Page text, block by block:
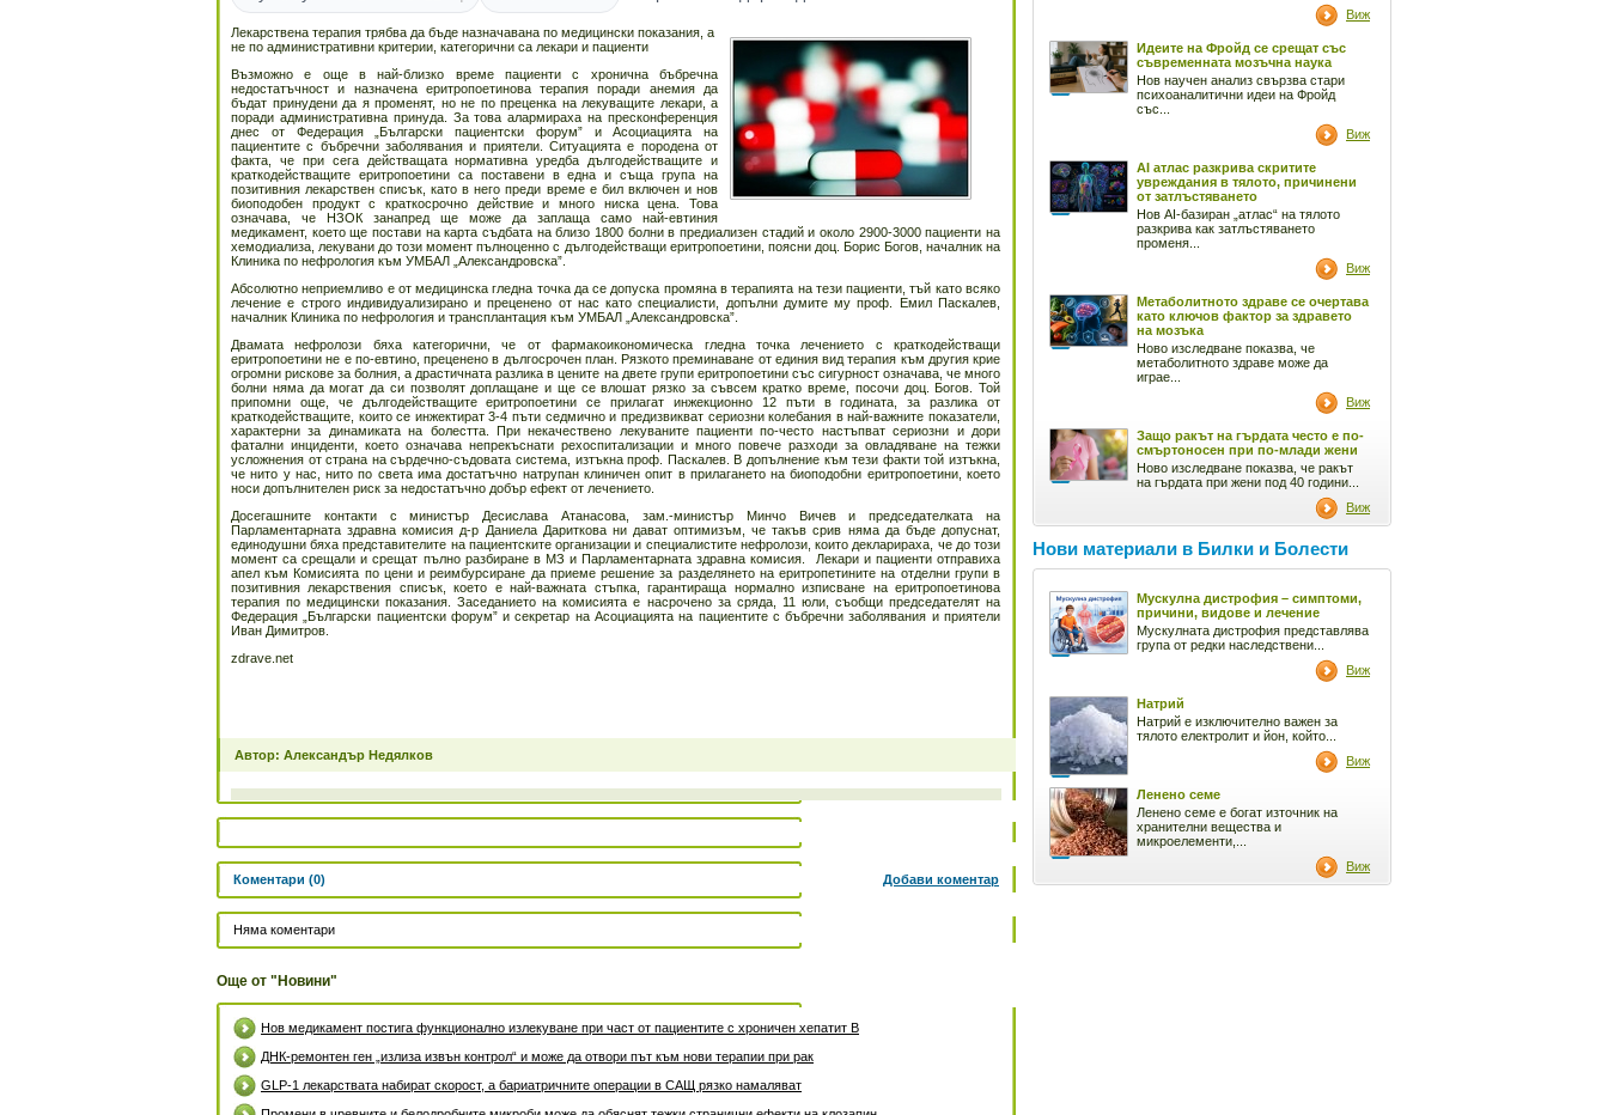
Лекарствена терапия трябва да бъде назначавана по медицински показания, а
не по административни критерии, категорични са лекари и пациенти
Възможно е още в най-близко време пациенти с хронична бъбречна
недостатъчност и назначена еритропоетинова терапия поради анемия да
бъдат принудени да я променят, но не по преценка на лекуващите лекари, а
поради административна принуда. За това алармираха на пресконференция
днес от Федерация „Български пациентски форум” и Асоциацията на
пациентите с бъбречни заболявания и приятели. Ситуацията е породена от
факта, че при сега действащата нормативна уредба дългодействащите и
краткодействащите еритропоетини са поставени в една и съща група на
позитивния лекарствен списък, като в него преди време е бил включен и нов
биоподобен продукт с краткосрочно действие и много ниска цена. Това
означава, че НЗОК занапред ще може да заплаща само най-евтиния
медикамент, което ще постави на карта съдбата на близо 1800 болни в предиализен стадий и около 2900-3000 пациенти на
хемодиализа, лекувани до този момент пълноценно с дългодействащи еритропоетини, поясни доц. Борис Богов, началник на
Клиника по нефрология към УМБАЛ „Александровска”.
Абсолютно неприемливо е от медицинска гледна точка да се допуска промяна в терапията на тези пациенти, тъй като всяко
лечение е строго индивидуализирано и преценено от нас като специалисти, допълни думите му проф. Емил Паскалев,
началник Клиника по нефрология и трансплантация към УМБАЛ „Александровска”.
Двамата нефролози бяха категорични, че от фармакоикономическа гледна точка лечението с краткодействащи
еритропоетини не е по-евтино, преценено в дългосрочен план. Рязкото преминаване от единия вид терапия към другия крие
огромни рискове за болния, а драстичната разлика в цените на двете групи еритропоетини със сигурност означава, че много
болни няма да могат да си позволят доплащане и ще се влошат рязко за съвсем кратко време, посочи доц. Богов. Той
припомни още, че дългодействащите еритропоетини се прилагат инжекционно 12 пъти в годината, за разлика от
краткодействащите, които се инжектират 3-4 пъти седмично и предизвикват сериозни колебания в най-важните показатели,
характерни за динамиката на болестта. При некачествено лекуваните пациенти по-често настъпват сериозни и дори
фатални инциденти, което означава непрекъснати рехоспитализации и много повече разходи за овладяване на тежки
усложнения от страна на сърдечно-съдовата система, изтъкна проф. Паскалев. В допълнение към тези факти той изтъкна,
че нито у нас, нито по света има достатъчно натрупан клиничен опит в прилагането на биоподобни еритропоетини, което
носи допълнителен риск за недостатъчно добър ефект от лечението.
Досегашните контакти с министър Десислава Атанасова, зам.-министър Минчо Вичев и председателката на
Парламентарната здравна комисия д-р Даниела Дариткова ни дават оптимизъм, че такъв срив няма да бъде допуснат,
единодушни бяха представителите на пациентските организации и специалистите нефролози, които декларираха, че до този
момент са срещали и срещат пълно разбиране в МЗ и Парламентарната здравна комисия. Лекари и пациенти отправиха
апел към Комисията по цени и реимбурсиране да приеме решение за разделянето на еритропетините на отделни групи в
позитивния лекарствения списък, което е най-важната стъпка, гарантираща нормално изписване на еритропоетинова
терапия по медицински показания. Заседанието на комисията е насрочено за сряда, 11 юли, съобщи председателят на
Федерация „Български пациентски форум” и секретар на Асоциацията на пациентите с бъбречни заболявания и приятели
Иван Димитров.
zdrave.net
Автор: Александър Недялков
Коментари (0) Добави коментар
Няма коментари
Още от "Новини"
Нов медикамент постига функционално излекуване при част от пациентите с хроничен хепатит B
ДНК-ремонтен ген „излиза извън контрол“ и може да отвори път към нови терапии при рак
GLP-1 лекарствата набират скорост, а бариатричните операции в САЩ рязко намаляват
Виж
Идеите на Фройд се срещат със
съвременната мозъчна наука
Нов научен анализ свързва стари
психоаналитични идеи на Фройд
със...
Виж
AI атлас разкрива скритите
увреждания в тялото, причинени
от затлъстяването
Нов AI-базиран „атлас“ на тялото
разкрива как затлъстяването
променя...
Виж
Метаболитното здраве се очертава
като ключов фактор за здравето
на мозъка
Ново изследване показва, че
метаболитното здраве може да
играе...
Виж
Защо ракът на гърдата често е по-
смъртоносен при по-млади жени
Ново изследване показва, че ракът
на гърдата при жени под 40 години...
Виж
Нови материали в Билки и Болести
Мускулна дистрофия – симптоми,
причини, видове и лечение
Мускулната дистрофия представлява
група от редки наследствени...
Виж
Натрий
Натрий е изключително важен за
тялото електролит и йон, който...
Виж
Ленено семе
Ленено семе е богат източник на
хранителни вещества и
микроелементи,...
Виж